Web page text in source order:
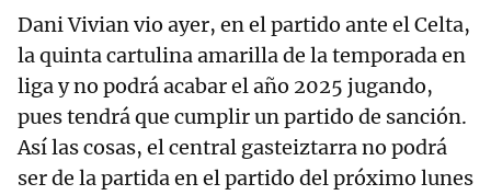
Dani Vivian vio ayer, en el partido ante el Celta,
la quinta cartulina amarilla de la temporada en
liga y no podrá acabar el año 2025 jugando,
pues tendrá que cumplir un partido de sanción.
Así las cosas, el central gasteiztarra no podrá
ser de la partida en el partido del próximo lunes